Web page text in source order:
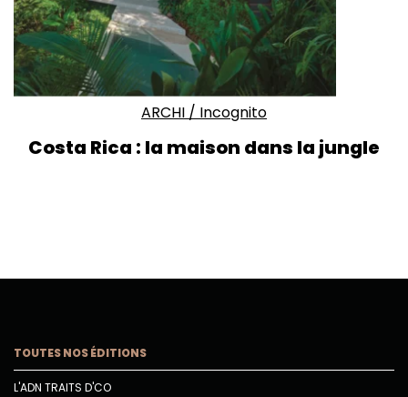
ARCHI / Incognito
Costa Rica : la maison dans la jungle
TOUTES NOS ÉDITIONS
L'ADN TRAITS D'CO